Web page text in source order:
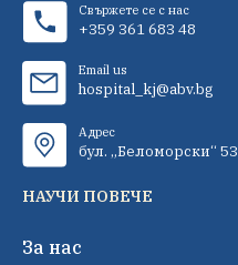
Свържете се с нас
+359 361 683 48
Email us
hospital_kj@abv.bg
Адрес
бул. „Беломорски“ 53
НАУЧИ ПОВЕЧЕ
За нас